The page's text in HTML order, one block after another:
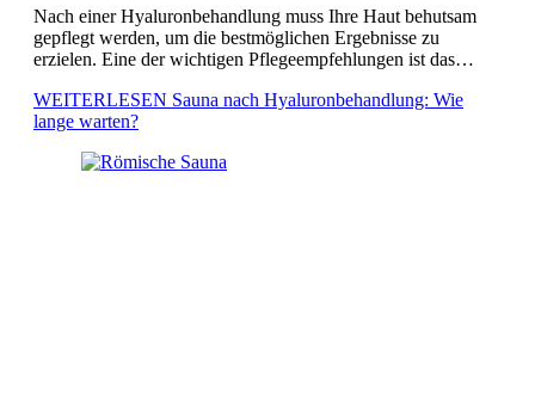
Nach einer Hyaluronbehandlung muss Ihre Haut behutsam
gepflegt werden, um die bestmöglichen Ergebnisse zu
erzielen. Eine der wichtigen Pflegeempfehlungen ist das
Hohe Temperaturen können das frische […]
WEITERLESEN Sauna nach Hyaluronbehandlung: Wie
lange warten?